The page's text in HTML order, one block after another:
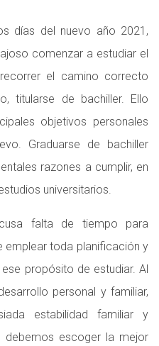
días del nuevo año 2021,
comenzar a estudiar el
el camino correcto
titularse de bachiller. Ello
objetivos personales
Graduarse de bachiller
razones a cumplir, en
universitarios.
falta de tiempo para
emplear toda planificación y
propósito de estudiar. Al
personal y familiar,
estabilidad familiar y
escoger la mejor